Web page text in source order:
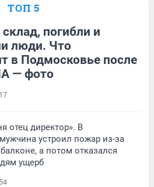
ТОП 5
погибли и
люди. Что
в Подмосковье после
— фото
17
отец директор». В
устроил пожар из-за
а потом отказался
ущерб
54